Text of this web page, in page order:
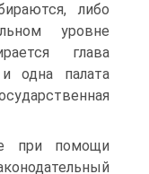
либо
уровне
глава
одна палата
при помощи